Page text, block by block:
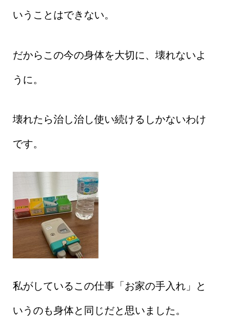
いうことはできない。
だからこの今の身体を大切に、壊れないよ
うに。
壊れたら治し治し使い続けるしかないわけ
です。
私がしているこの仕事「お家の手入れ」と
いうのも身体と同じだと思いました。